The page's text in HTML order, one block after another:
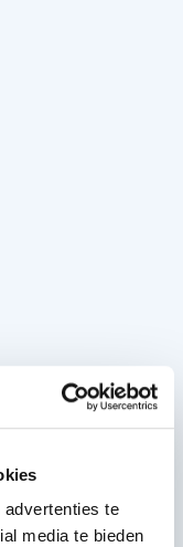
te
media te bieden